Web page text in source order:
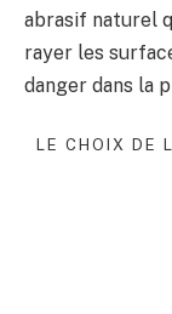
abrasif naturel
rayer les
danger dans la
LE CHOIX DE